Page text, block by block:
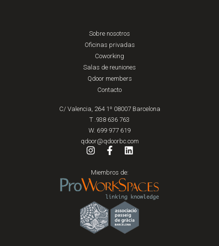
Sobre nosotros
Oficinas privadas
Coworking
Salas de reuniones
Qdoor members
Contacto
C/ Valencia, 264 1º 08007 Barcelona
T .938 636 763
W. 699 977 619
qdoor@qdoorbc.com
Miembros de: